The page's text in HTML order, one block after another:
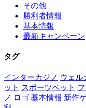
その他
勝利者情報
基本情報
最新キャンペーン
タグ
インターカジノ ウェル
ット スポーツベット
ノ ロゴ 基本情報 新作